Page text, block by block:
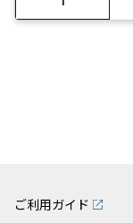
ご利用ガイド